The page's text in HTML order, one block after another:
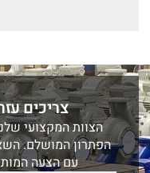
צריכים
הצוות המקצועי
הפתרון המושלם.
עם הצעה